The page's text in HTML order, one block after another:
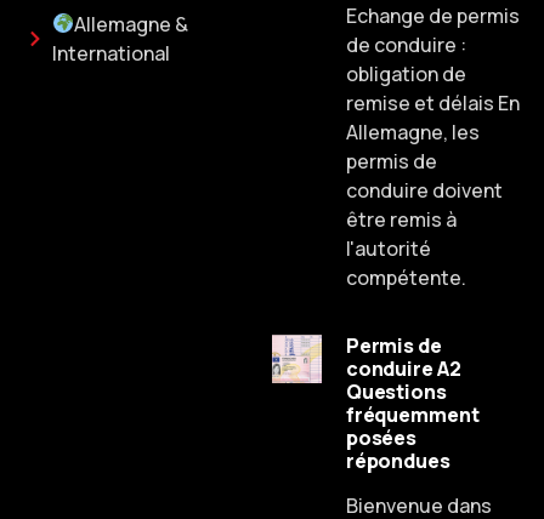
Allemagne &
International
Echange de permis
de conduire :
obligation de
remise et délais En
Allemagne, les
permis de
conduire doivent
être remis à
l'autorité
compétente.
Permis de
conduire A2
Questions
fréquemment
posées
répondues
Bienvenue dans
Russian